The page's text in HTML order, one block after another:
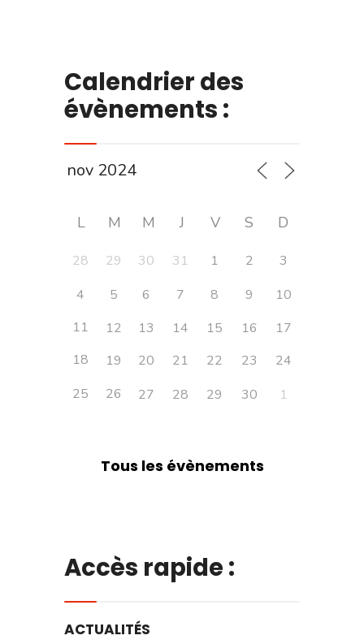
Calendrier des
évènements :
L M M J V S D
28 29 30 31 1 2
3
4
5 6 7 8 9
10
11
12 13 14 15 16
17
18
19 20 21 22 23
24
25
26 27 28 29 30 1
Tous les évènements
Accès rapide :
ACTUALITÉS